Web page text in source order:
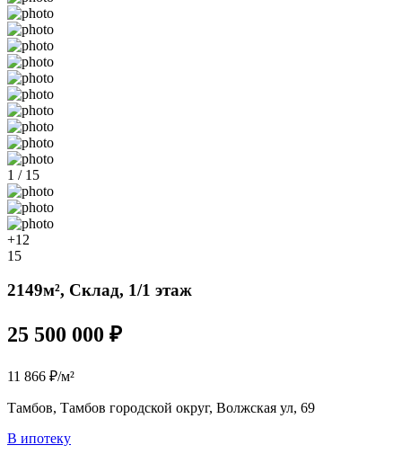
1 / 15
+12
15
2149м², Склад, 1/1 этаж
25 500 000 ₽
11 866 ₽/м²
Тамбов, Тамбов городской округ, Волжская ул, 69
В ипотеку